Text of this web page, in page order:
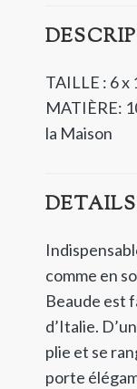
TAILLE : 6 x
MATIÈRE:
la Maison
DETAILS
comme en
Beaude est
d’Italie.
plie et se
porte